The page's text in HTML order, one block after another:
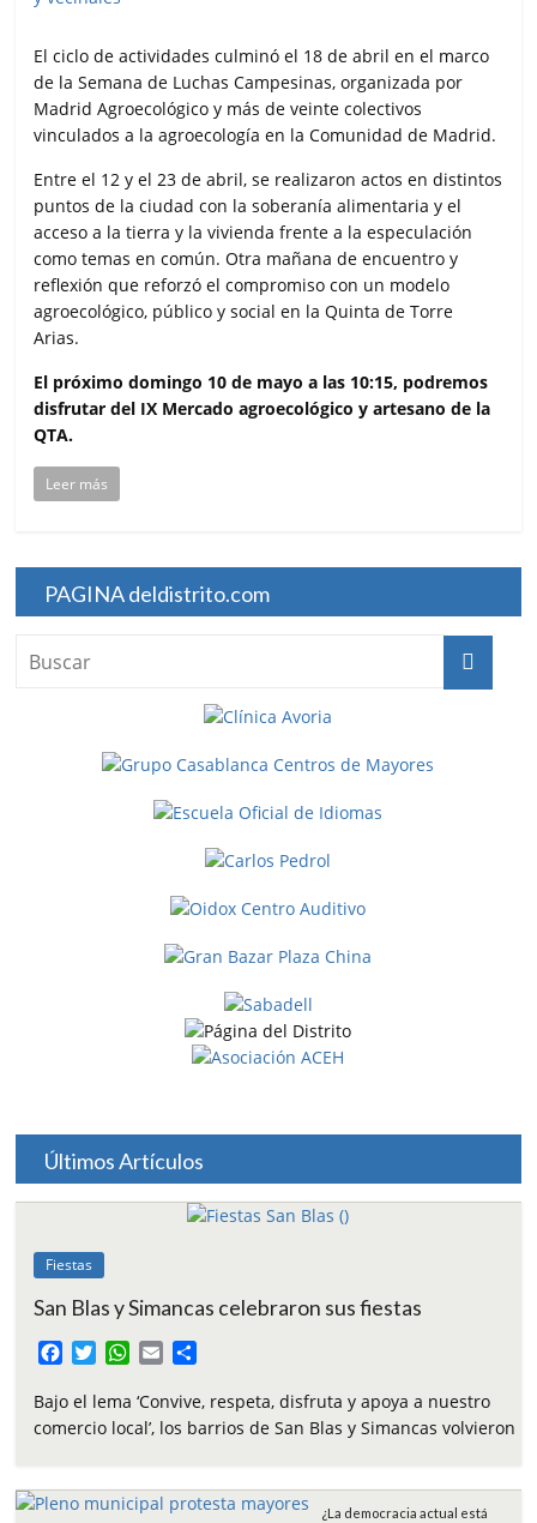
El ciclo de actividades culminó el 18 de abril en el marco
de la Semana de Luchas Campesinas, organizada por
Madrid Agroecológico y más de veinte colectivos
vinculados a la agroecología en la Comunidad de Madrid.
Entre el 12 y el 23 de abril, se realizaron actos en distintos
puntos de la ciudad con la soberanía alimentaria y el
acceso a la tierra y la vivienda frente a la especulación
como temas en común. Otra mañana de encuentro y
reflexión que reforzó el compromiso con un modelo
agroecológico, público y social en la Quinta de Torre
Arias.
El próximo domingo 10 de mayo a las 10:15, podremos
disfrutar del IX Mercado agroecológico y artesano de la
QTA.
Leer más
PAGINA deldistrito.com
Últimos Artículos
Fiestas
San Blas y Simancas celebraron sus fiestas
c
e
o
i
t
r
W
a
t
p
a
i
m
p
t
Bajo el lema ‘Convive, respeta, disfruta y apoya a nuestro
comercio local’, los barrios de San Blas y Simancas volvieron
¿La democracia actual está